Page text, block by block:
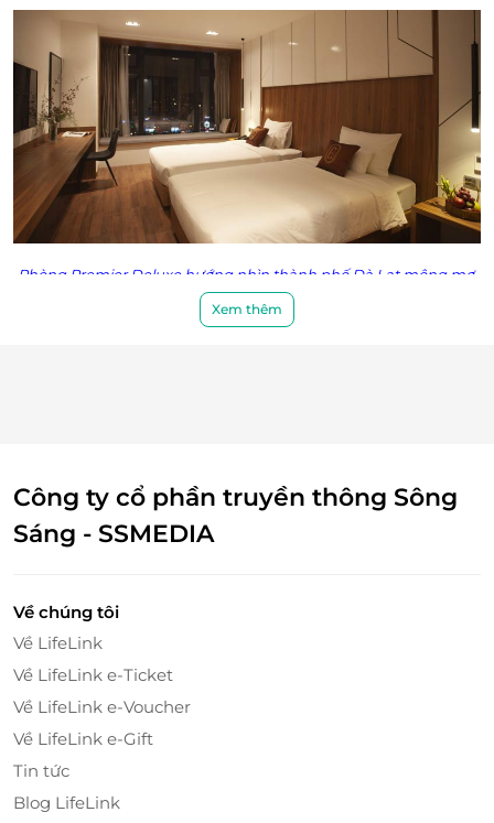
Áp dụng 01 E-Voucher/E-Coupon cho 02 khách.
Một khách hàng được mua nhiều E-Voucher/E-
Coupon
E-Voucher/E-Coupon không có giá trị quy đổi
thành tiền mặt, không trả lại tiền thừa.
Không áp dụng đồng thời với chương trình
khuyến mại khác.
Phòng PremierDeluxe hướng nhìn thành phố Đà Lạt mộng mơ.
Thiết kế tinh tế, sang trọng
Xem thêm
Công ty cổ phần truyền thông Sông
Sáng - SSMEDIA
Về chúng tôi
Về LifeLink
Về LifeLink e-Ticket
Về LifeLink e-Voucher
Về LifeLink e-Gift
Tin tức
Blog LifeLink